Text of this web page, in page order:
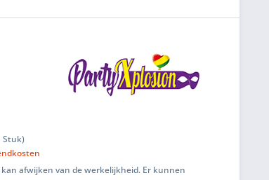
Stuk)
afwijken van de werkelijkheid. Er kunnen